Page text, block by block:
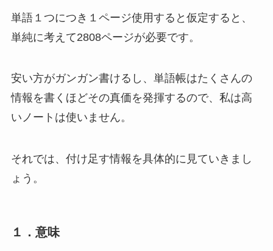
単語１つにつき１ページ使用すると仮定すると、
単純に考えて2808ページが必要です。
安い方がガンガン書けるし、単語帳はたくさんの
情報を書くほどその真価を発揮するので、私は高
いノートは使いません。
それでは、付け足す情報を具体的に見ていきまし
ょう。
１．意味